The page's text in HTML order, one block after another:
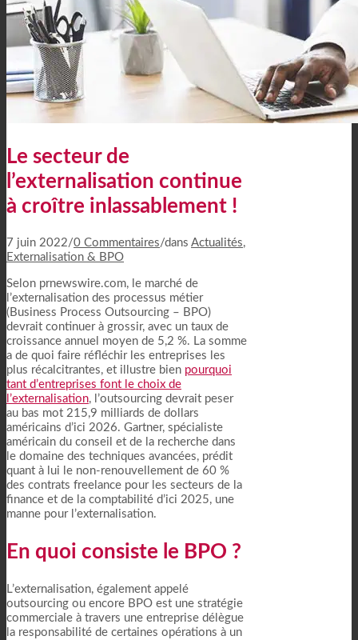
Le secteur de
l’externalisation continue
à croître inlassablement !
7 juin 2022/0 Commentaires/dans Actualités,
Externalisation & BPO
Selon prnewswire.com, le marché de
l’externalisation des processus métier
(Business Process Outsourcing – BPO)
devrait continuer à grossir, avec un taux de
croissance annuel moyen de 5,2 %. La somme
a de quoi faire réfléchir les entreprises les
plus récalcitrantes, et illustre bien pourquoi
tant d’entreprises font le choix de
l’externalisation, l’outsourcing devrait peser
au bas mot 215,9 milliards de dollars
américains d’ici 2026. Gartner, spécialiste
américain du conseil et de la recherche dans
le domaine des techniques avancées, prédit
quant à lui le non-renouvellement de 60 %
des contrats freelance pour les secteurs de la
finance et de la comptabilité d’ici 2025, une
manne pour l’externalisation.
En quoi consiste le BPO ?
L’externalisation, également appelé
outsourcing ou encore BPO est une stratégie
commerciale à travers une entreprise délègue
la responsabilité de certaines opérations à un